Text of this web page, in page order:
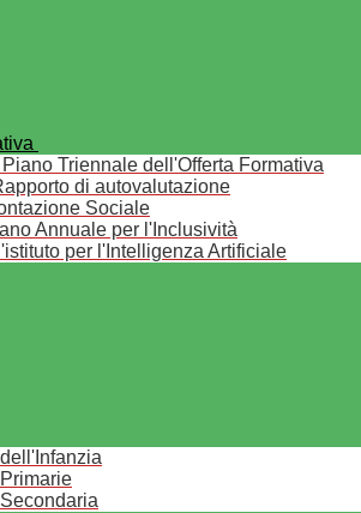
Piano Triennale dell'Offerta Formativa
di autovalutazione
Sociale
Annuale per l'Inclusività
per l'Intelligenza Artificiale